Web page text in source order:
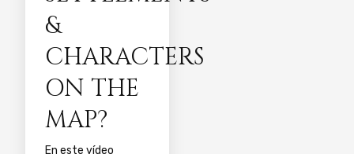
&
CHARACTERS
ON THE
MAP?
En este vídeo